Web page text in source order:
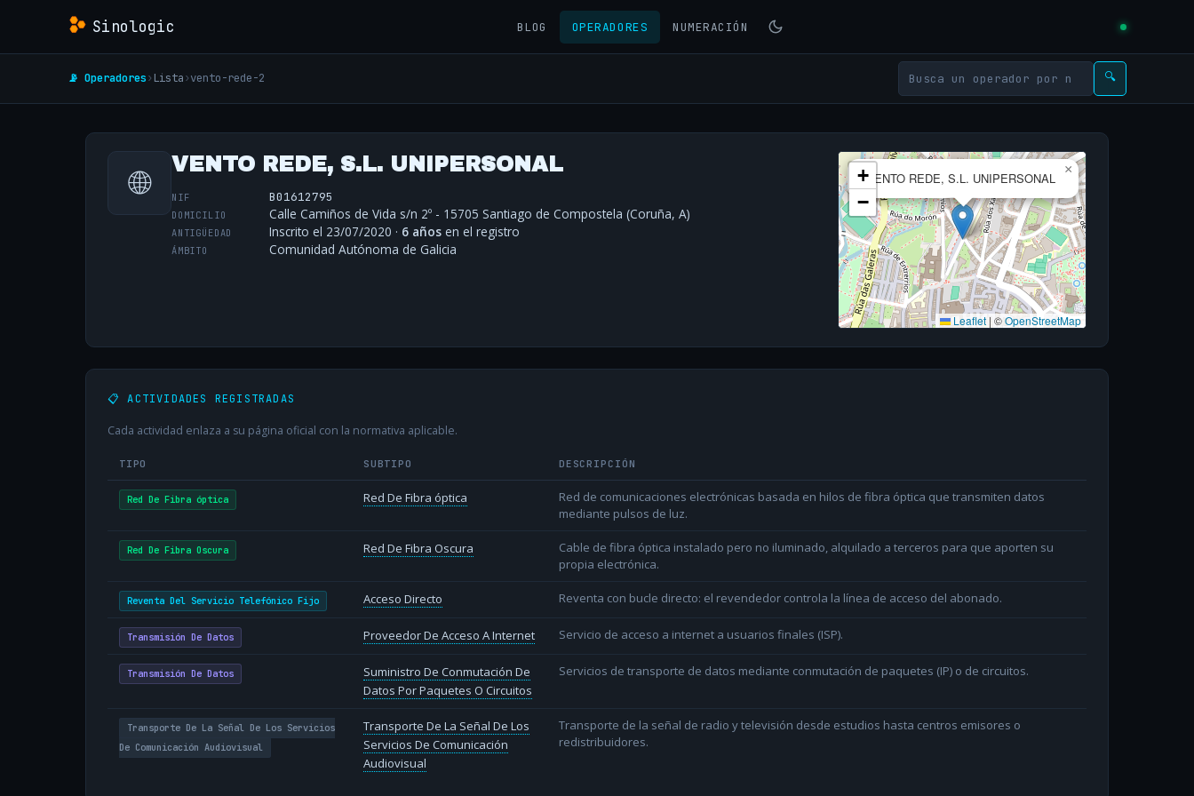
Sinologic BLOG OPERADORES NUMERACIÓN
📡 Operadores› Lista›vento-rede-2 🔍
🌐 VENTO REDE, S.L. UNIPERSONAL
NIF B01612795
DOMICILIO Calle Camiños de Vida s/n 2º - 15705 Santiago de Compostela (Coruña, A)
ANTIGÜEDAD Inscrito el 23/07/2020 · 6 años en el registro
ÁMBITO Comunidad Autónoma de Galicia
VENTO REDE, S.L. UNIPERSONAL
×
+
−
Leaflet | ©OpenStreetMap
📋 ACTIVIDADES REGISTRADAS
Cada actividad enlaza a su página oficial con la normativa aplicable.
TIPO SUBTIPO DESCRIPCIÓN
Red De Fibra óptica Red De Fibra óptica
Red de comunicaciones electrónicas basada en hilos de fibra óptica que transmiten datos
mediante pulsos de luz.
Red De Fibra Oscura Red De Fibra Oscura
Cable de fibra óptica instalado pero no iluminado, alquilado a terceros para que aporten su
propia electrónica.
Reventa Del Servicio Telefónico Fijo Acceso Directo Reventa con bucle directo: el revendedor controla la línea de acceso del abonado.
Transmisión De Datos Proveedor De Acceso A Internet Servicio de acceso a internet a usuarios finales (ISP).
Transmisión De Datos
Suministro De Conmutación De
Datos Por Paquetes O Circuitos
Servicios de transporte de datos mediante conmutación de paquetes (IP) o de circuitos.
Transporte De La Señal De Los Servicios
De Comunicación Audiovisual
Transporte De La Señal De Los
Servicios De Comunicación
Audiovisual
Transporte de la señal de radio y televisión desde estudios hasta centros emisores o
redistribuidores.